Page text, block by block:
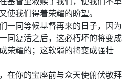
使我们得着荣耀的盼望。
一同等候基督再来的日子，因为
同复活之后，这必朽坏的将变成
荣耀的；这软弱的将变成强壮
在你的宝座前与众天使俯伏敬拜